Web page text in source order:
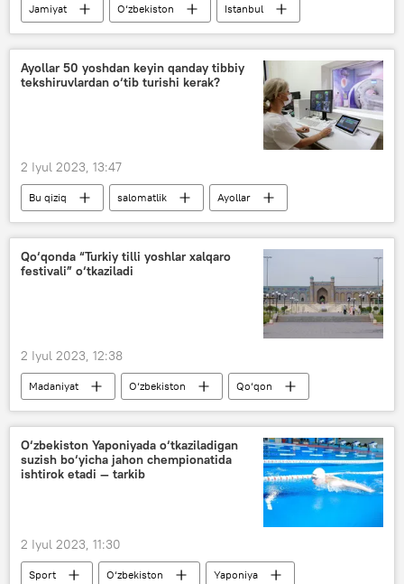
Jamiyat O‘zbekiston
Istanbul
yoshlar
bayram
Ayollar 50 yoshdan keyin qanday tibbiy
tekshiruvlardan o‘tib turishi kerak?
2 Iyul 2023, 13:47
Bu qiziq salomatlik
Ayollar
tibbiy ko‘rik
Qo‘qonda “Turkiy tilli yoshlar xalqaro
festivali” o‘tkaziladi
2 Iyul 2023, 12:38
Madaniyat O‘zbekiston
Qo‘qon
festival
yoshlar
O‘zbekiston Yaponiyada o‘tkaziladigan
suzish bo‘yicha jahon chempionatida
ishtirok etadi — tarkib
2 Iyul 2023, 11:30
Sport O‘zbekiston
Yaponiya